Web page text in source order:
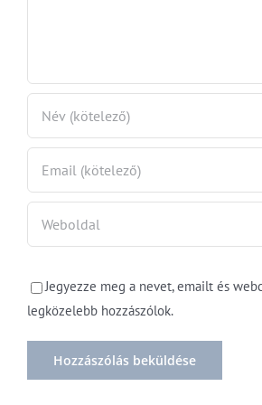
Jegyezze meg a nevet, emailt és
legközelebb hozzászólok.